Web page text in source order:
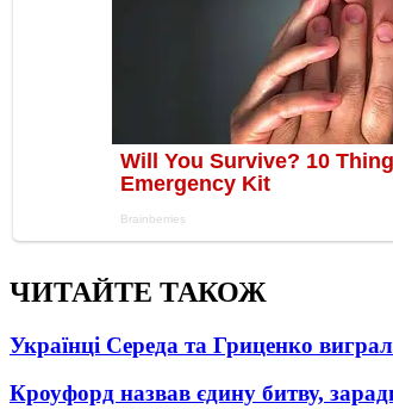
ЧИТАЙТЕ ТАКОЖ
Українці Середа та Гриценко
Кроуфорд назвав єдину битву,